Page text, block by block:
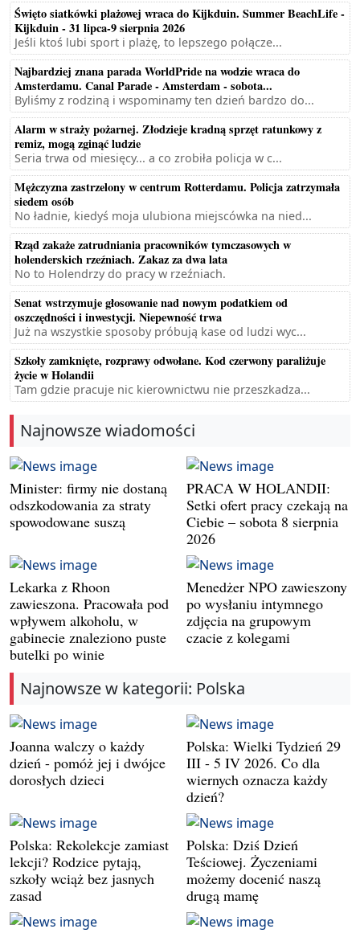
Święto siatkówki plażowej wraca do Kijkduin. Summer BeachLife -
Kijkduin - 31 lipca-9 sierpnia 2026
Jeśli ktoś lubi sport i plażę, to lepszego połącze...
Najbardziej znana parada WorldPride na wodzie wraca do
Amsterdamu. Canal Parade - Amsterdam - sobota...
Byliśmy z rodziną i wspominamy ten dzień bardzo do...
Alarm w straży pożarnej. Złodzieje kradną sprzęt ratunkowy z
remiz, mogą zginąć ludzie
Seria trwa od miesięcy... a co zrobiła policja w c...
Mężczyzna zastrzelony w centrum Rotterdamu. Policja zatrzymała
siedem osób
No ładnie, kiedyś moja ulubiona miejscówka na nied...
Rząd zakaże zatrudniania pracowników tymczasowych w
holenderskich rzeźniach. Zakaz za dwa lata
No to Holendrzy do pracy w rzeźniach.
Senat wstrzymuje głosowanie nad nowym podatkiem od
oszczędności i inwestycji. Niepewność trwa
Już na wszystkie sposoby próbują kase od ludzi wyc...
Szkoły zamknięte, rozprawy odwołane. Kod czerwony paraliżuje
życie w Holandii
Tam gdzie pracuje nic kierownictwu nie przeszkadza...
Najnowsze wiadomości
Minister: firmy nie dostaną
odszkodowania za straty
spowodowane suszą
PRACA W HOLANDII:
Setki ofert pracy czekają na
Ciebie – sobota 8 sierpnia
2026
Lekarka z Rhoon
zawieszona. Pracowała pod
wpływem alkoholu, w
gabinecie znaleziono puste
butelki po winie
Menedżer NPO zawieszony
po wysłaniu intymnego
zdjęcia na grupowym
czacie z kolegami
Najnowsze w kategorii: Polska
Joanna walczy o każdy
dzień - pomóż jej i dwójce
dorosłych dzieci
Polska: Wielki Tydzień 29
III - 5 IV 2026. Co dla
wiernych oznacza każdy
dzień?
Polska: Rekolekcje zamiast
lekcji? Rodzice pytają,
szkoły wciąż bez jasnych
zasad
Polska: Dziś Dzień
Teściowej. Życzeniami
możemy docenić naszą
drugą mamę